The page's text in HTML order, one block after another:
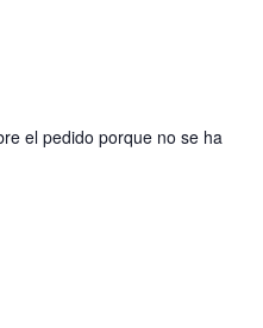
el pedido porque no se ha